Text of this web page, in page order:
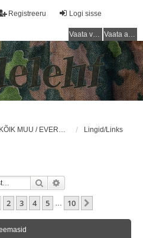
Logi sisse
Registreeru
Vaata vastamata teemasi Vaata aktiivseid teemasid
KÕIK MUU / EVERYTHING ELSE Lingid/Links
Otsi
10 -st
2 3 4 5 … 10